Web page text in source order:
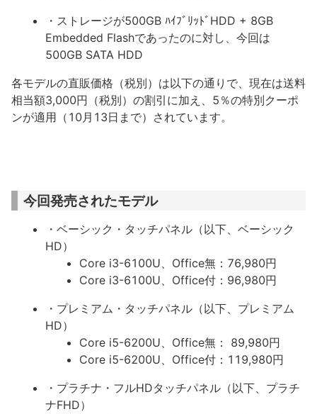
・ストレージが500GB ﾊｲﾌﾞﾘｯﾄﾞHDD + 8GB
Embedded Flashであったのに対し、今回は
500GB SATA HDD
各モデルの直販価格（税別）は以下の通りで、現在は送料
相当額3,000円（税別）の割引に加え、5％の特別クーポ
ンが適用（10月13日まで）されています。
今回発売されたモデル
・ベーシック・タッチパネル（以下、ベーシック
HD）
Core i3-6100U、Office無：76,980円
Core i3-6100U、Office付：96,980円
・プレミアム・タッチパネル（以下、プレミアム
HD）
Core i5-6200U、Office無： 89,980円
Core i5-6200U、Office付：119,980円
・プラチナ・フルHDタッチパネル（以下、プラチ
ナFHD）